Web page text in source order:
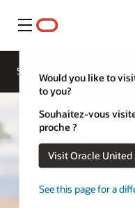
Menu
Would you like to
to you?
Souhaitez-vous
proche ?
Visit Oracle United
See this page for a
Solutions pour les restaurants